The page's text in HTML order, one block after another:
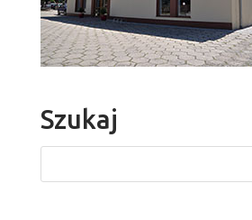
Szukaj